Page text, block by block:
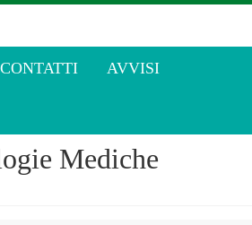
CONTATTI AVVISI
Mediche